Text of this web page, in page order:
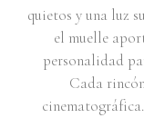
quietos y una luz
el muelle
personalidad
Cada